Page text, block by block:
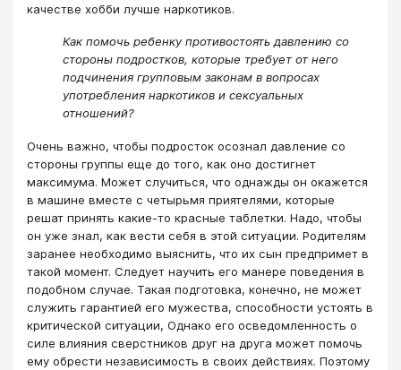
качестве хобби лучше наркотиков.
Как помочь ребенку противостоять давлению со
стороны подростков, которые требует от него
подчинения групповым законам в вопросах
употребления наркотиков и сексуальных
отношений?
Очень важно, чтобы подросток осознал давление со
стороны группы еще до того, как оно достигнет
максимума. Может случиться, что однажды он окажется
в машине вместе с четырьмя приятелями, которые
решат принять какие-то красные таблетки. Надо, чтобы
он уже знал, как вести себя в этой ситуации. Родителям
заранее необходимо выяснить, что их сын предпримет в
такой момент. Следует научить его манере поведения в
подобном случае. Такая подготовка, конечно, не может
служить гарантией его мужества, способности устоять в
критической ситуации, Однако его осведомленность о
силе влияния сверстников друг на друга может помочь
ему обрести независимость в своих действиях. Поэтому